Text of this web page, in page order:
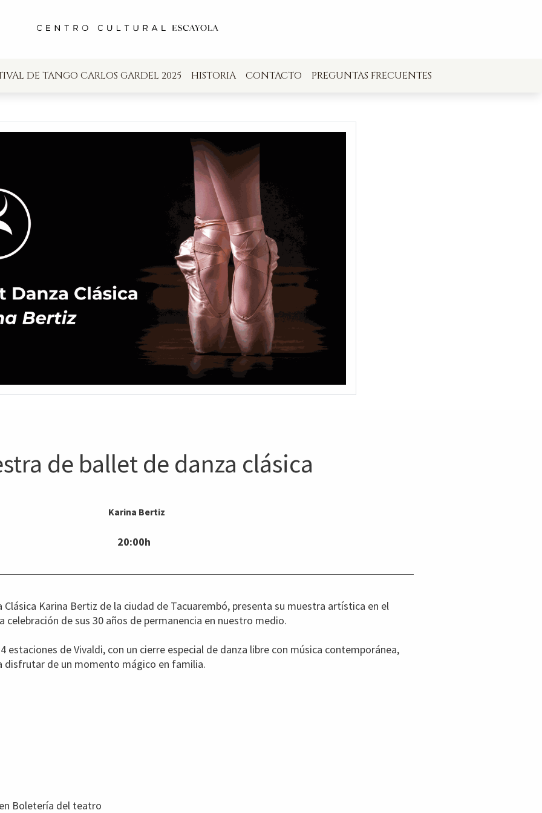
DE TANGO CARLOS GARDEL 2025 HISTORIA CONTACTO PREGUNTAS FRECUENTES
de ballet de danza clásica
Karina Bertiz
20:00h
Clásica Karina Bertiz de la ciudad de Tacuarembó, presenta su muestra artística en el
de sus 30 años de permanencia en nuestro medio.
estaciones de Vivaldi, con un cierre especial de danza libre con música contemporánea,
disfrutar de un momento mágico en familia.
Boletería del teatro